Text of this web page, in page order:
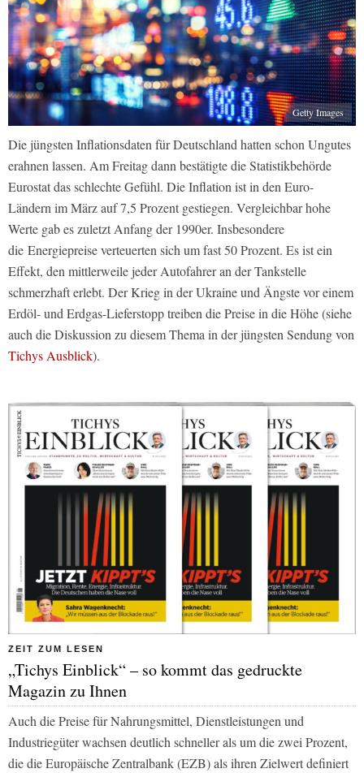
Getty Images
Die jüngsten Inflationsdaten für Deutschland hatten schon Ungutes
erahnen lassen. Am Freitag dann bestätigte die Statistikbehörde
Eurostat das schlechte Gefühl. Die Inflation ist in den Euro-
Ländern im März auf 7,5 Prozent gestiegen. Vergleichbar hohe
Werte gab es zuletzt Anfang der 1990er. Insbesondere
die Energiepreise verteuerten sich um fast 50 Prozent. Es ist ein
Effekt, den mittlerweile jeder Autofahrer an der Tankstelle
schmerzhaft erlebt. Der Krieg in der Ukraine und Ängste vor einem
Erdöl- und Erdgas-Lieferstopp treiben die Preise in die Höhe (siehe
auch die Diskussion zu diesem Thema in der jüngsten Sendung von
Tichys Ausblick).
ZEIT ZUM LESEN
„Tichys Einblick“ – so kommt das gedruckte
Magazin zu Ihnen
Auch die Preise für Nahrungsmittel, Dienstleistungen und
Industriegüter wachsen deutlich schneller als um die zwei Prozent,
die die Europäische Zentralbank (EZB) als ihren Zielwert definiert